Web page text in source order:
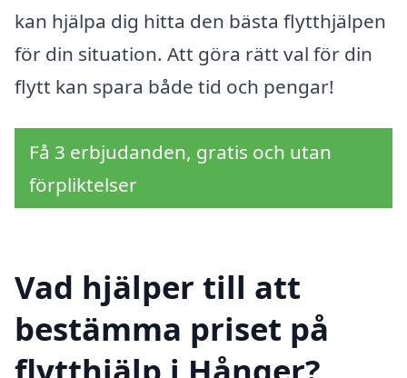
kan hjälpa dig hitta den bästa flytthjälpen
för din situation. Att göra rätt val för din
flytt kan spara både tid och pengar!
Få 3 erbjudanden, gratis och utan
förpliktelser
Vad hjälper till att
bestämma priset på